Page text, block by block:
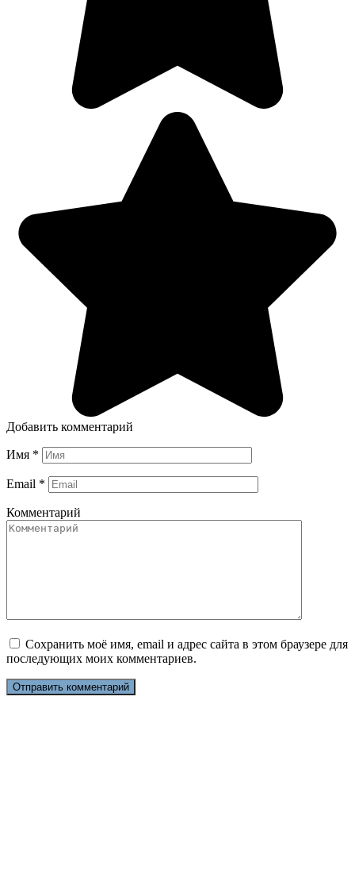
Добавить комментарий
Имя *
Email *
Комментарий
Сохранить моё имя, email и адрес сайта в этом браузере для
последующих моих комментариев.